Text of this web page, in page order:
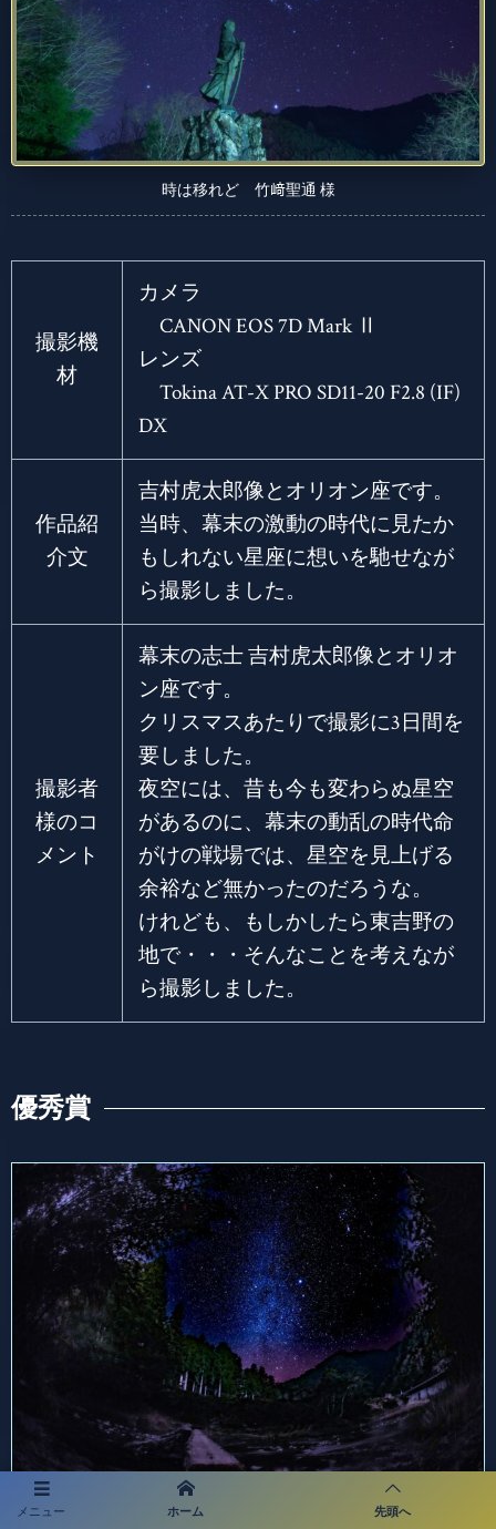
時は移れど 竹﨑聖通 様
撮影機
材
カメラ
CANON EOS 7D Mark Ⅱ
レンズ
Tokina AT-X PRO SD11-20 F2.8 (IF)
DX
作品紹
介文
吉村虎太郎像とオリオン座です。
当時、幕末の激動の時代に見たか
もしれない星座に想いを馳せなが
ら撮影しました。
撮影者
様のコ
メント
幕末の志士 吉村虎太郎像とオリオ
ン座です。
クリスマスあたりで撮影に3日間を
要しました。
夜空には、昔も今も変わらぬ星空
があるのに、幕末の動乱の時代命
がけの戦場では、星空を見上げる
余裕など無かったのだろうな。
けれども、もしかしたら東吉野の
地で・・・そんなことを考えなが
ら撮影しました。
優秀賞
星渡る一本橋 秀平建志 様
メニュー ホーム 先頭へ